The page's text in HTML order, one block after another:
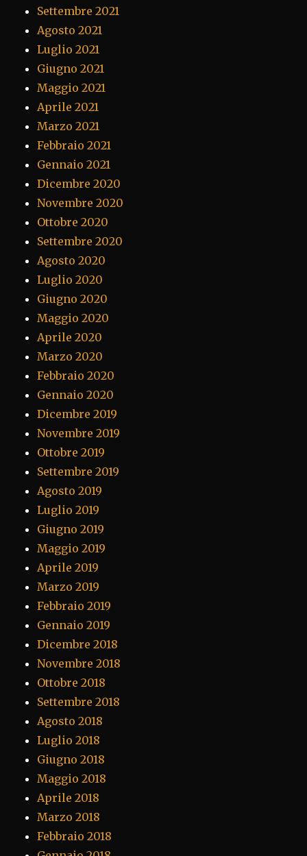
Settembre 2021
Agosto 2021
Luglio 2021
Giugno 2021
Maggio 2021
Aprile 2021
Marzo 2021
Febbraio 2021
Gennaio 2021
Dicembre 2020
Novembre 2020
Ottobre 2020
Settembre 2020
Agosto 2020
Luglio 2020
Giugno 2020
Maggio 2020
Aprile 2020
Marzo 2020
Febbraio 2020
Gennaio 2020
Dicembre 2019
Novembre 2019
Ottobre 2019
Settembre 2019
Agosto 2019
Luglio 2019
Giugno 2019
Maggio 2019
Aprile 2019
Marzo 2019
Febbraio 2019
Gennaio 2019
Dicembre 2018
Novembre 2018
Ottobre 2018
Settembre 2018
Agosto 2018
Luglio 2018
Giugno 2018
Maggio 2018
Aprile 2018
Marzo 2018
Febbraio 2018